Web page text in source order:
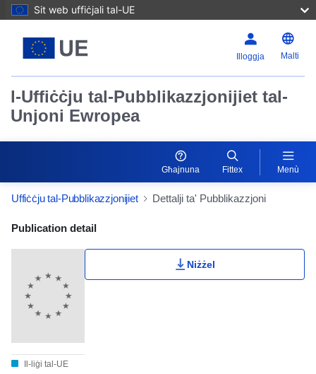
Sit web uffiċjali tal-UE
Illoggja Malti
l-Uffiċċju tal-Pubblikazzjonijiet tal-
Unjoni Ewropea
Għajnuna Fittex Menù
Uffiċċju tal-Pubblikazzjonijiet Dettalji ta' Pubblikazzjoni
Publication Detail Actions Portlet
Publication detail
Il-liġi tal-UE
Niżżel